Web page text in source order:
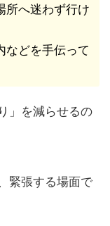
所へ迷わず行け
などを手伝って
」を減らせるの
緊張する場面で